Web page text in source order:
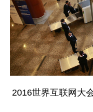
2016世界互联网大